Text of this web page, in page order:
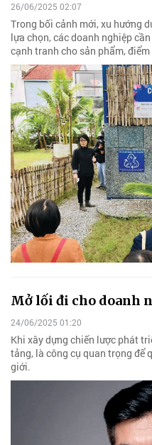
26/06/2025 02:07
Trong bối cảnh mới, xu hướng
lựa chọn, các doanh nghiệp
cạnh tranh cho sản phẩm, điểm
Mở lối đi cho doanh
24/06/2025 01:20
Khi xây dựng chiến lược phát
tảng, là công cụ quan trọng để
giới.